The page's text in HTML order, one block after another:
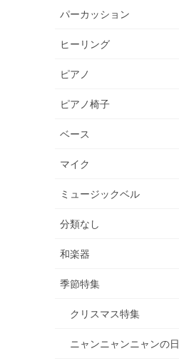
パーカッション
ヒーリング
ピアノ
ピアノ椅子
ベース
マイク
ミュージックベル
分類なし
和楽器
季節特集
クリスマス特集
ニャンニャンニャンの日